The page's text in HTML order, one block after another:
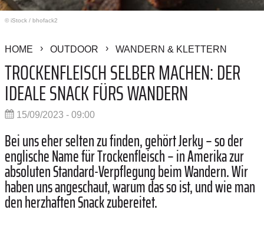
© iStock / bhofack2
HOME OUTDOOR WANDERN & KLETTERN
TROCKENFLEISCH SELBER MACHEN: DER
IDEALE SNACK FÜRS WANDERN
15/09/2023 - 09:00
Bei uns eher selten zu finden, gehört Jerky – so der
englische Name für Trockenfleisch – in Amerika zur
absoluten Standard-Verpflegung beim Wandern. Wir
haben uns angeschaut, warum das so ist, und wie man
den herzhaften Snack zubereitet.